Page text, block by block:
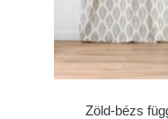
Zöld-bézs